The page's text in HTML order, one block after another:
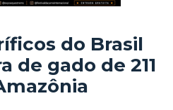
do Brasil
de gado de 211